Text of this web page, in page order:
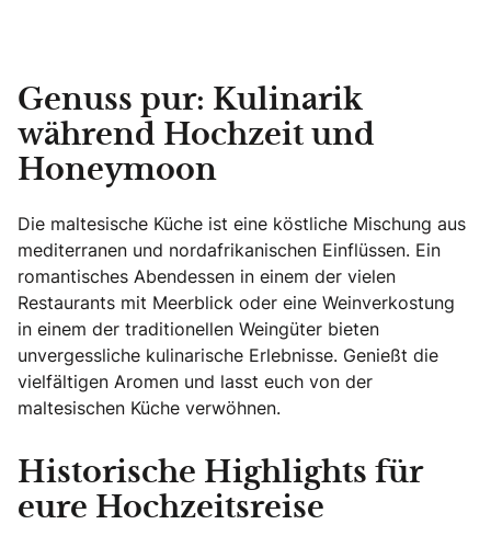
Genuss pur: Kulinarik
während Hochzeit und
Honeymoon
Die maltesische Küche ist eine köstliche Mischung aus
mediterranen und nordafrikanischen Einflüssen. Ein
romantisches Abendessen in einem der vielen
Restaurants mit Meerblick oder eine Weinverkostung
in einem der traditionellen Weingüter bieten
unvergessliche kulinarische Erlebnisse. Genießt die
vielfältigen Aromen und lasst euch von der
maltesischen Küche verwöhnen.
Historische Highlights für
eure Hochzeitsreise